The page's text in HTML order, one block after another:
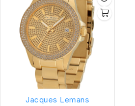
Jacques Lemans